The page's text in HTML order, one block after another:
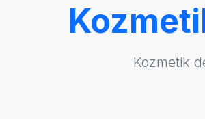
Kozmetik